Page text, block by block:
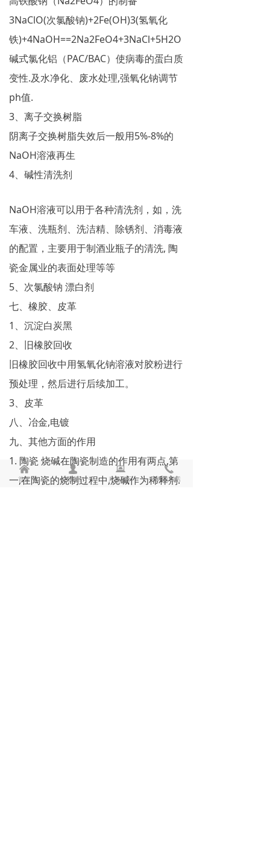
3NaClO(次氯酸钠)+2Fe(OH)3(氢氧化
铁)+4NaOH==2Na2FeO4+3NaCl+5H2O
碱式氯化铝（PAC/BAC）使病毒的蛋白质
变性.及水净化、废水处理,强氧化钠调节
ph值.
3、离子交换树脂
阴离子交换树脂失效后一般用5%-8%的
NaOH溶液再生
4、碱性清洗剂
NaOH溶液可以用于各种清洗剂，如，洗
车液、洗瓶剂、洗洁精、除锈剂、消毒液
的配置，主要用于制酒业瓶子的清洗, 陶
瓷金属业的表面处理等等
5、次氯酸钠 漂白剂
七、橡胶、皮革
1、沉淀白炭黑
2、旧橡胶回收
旧橡胶回收中用氢氧化钠溶液对胶粉进行
预处理，然后进行后续加工。
3、皮革
八、冶金,电镀
九、其他方面的作用
1. 陶瓷 烧碱在陶瓷制造的作用有两点,第
一,在陶瓷的烧制过程中,烧碱作为稀释剂.
낀
首页
넙
关于我们
뀵
产品展示
끅
热线电话